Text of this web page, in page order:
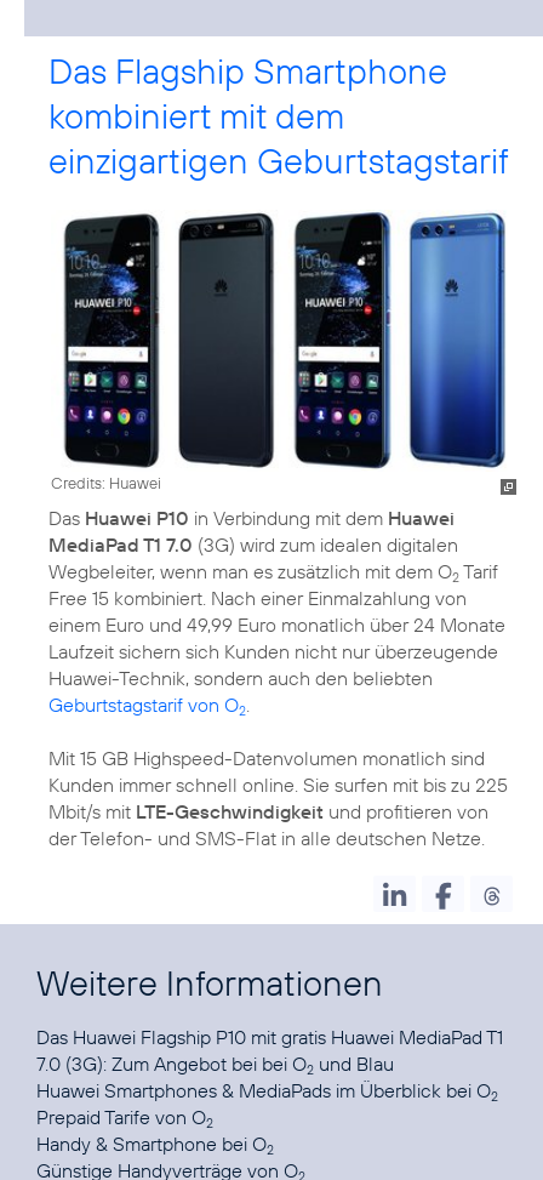
Das Flagship Smartphone
kombiniert mit dem
einzigartigen Geburtstagstarif
Credits: Huawei
Das Huawei P10 in Verbindung mit dem Huawei
MediaPad T1 7.0 (3G) wird zum idealen digitalen
Wegbeleiter, wenn man es zusätzlich mit dem O2 Tarif
Free 15 kombiniert. Nach einer Einmalzahlung von
einem Euro und 49,99 Euro monatlich über 24 Monate
Laufzeit sichern sich Kunden nicht nur überzeugende
Huawei-Technik, sondern auch den beliebten
Geburtstagstarif von O2.
Mit 15 GB Highspeed-Datenvolumen monatlich sind
Kunden immer schnell online. Sie surfen mit bis zu 225
Mbit/s mit LTE-Geschwindigkeit und profitieren von
der Telefon- und SMS-Flat in alle deutschen Netze.
Weitere Informationen
Das Huawei Flagship P10 mit gratis Huawei MediaPad T1
7.0 (3G): Zum Angebot bei bei O2 und Blau
Huawei Smartphones & MediaPads im Überblick bei O2
Prepaid Tarife von O2
Handy & Smartphone bei O2
Günstige Handyverträge von O2